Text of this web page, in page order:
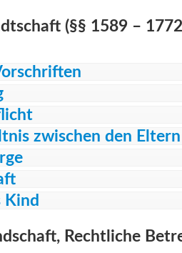
(§§ 1589 –
zwischen den
Kind
Rechtliche